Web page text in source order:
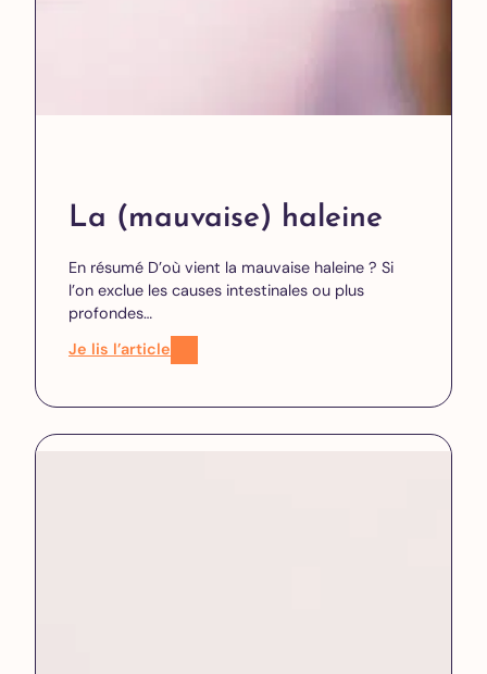
La (mauvaise) haleine
En résumé D’où vient la mauvaise haleine ? Si
l’on exclue les causes intestinales ou plus
profondes…
Je lis l’article